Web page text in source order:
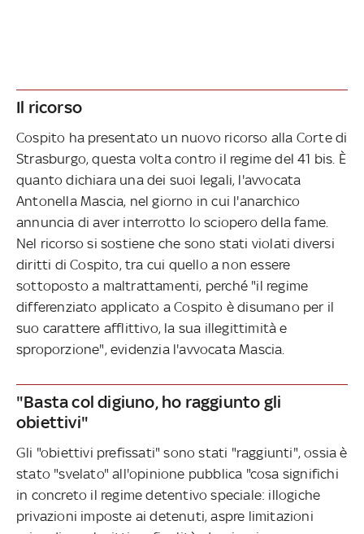
Il ricorso
Cospito ha presentato un nuovo ricorso alla Corte di
Strasburgo, questa volta contro il regime del 41 bis. È
quanto dichiara una dei suoi legali, l'avvocata
Antonella Mascia, nel giorno in cui l'anarchico
annuncia di aver interrotto lo sciopero della fame.
Nel ricorso si sostiene che sono stati violati diversi
diritti di Cospito, tra cui quello a non essere
sottoposto a maltrattamenti, perché "il regime
differenziato applicato a Cospito è disumano per il
suo carattere afflittivo, la sua illegittimità e
sproporzione", evidenzia l'avvocata Mascia.
"Basta col digiuno, ho raggiunto gli
obiettivi"
Gli "obiettivi prefissati" sono stati "raggiunti", ossia è
stato "svelato" all'opinione pubblica "cosa significhi
in concreto il regime detentivo speciale: illogiche
privazioni imposte ai detenuti, aspre limitazioni